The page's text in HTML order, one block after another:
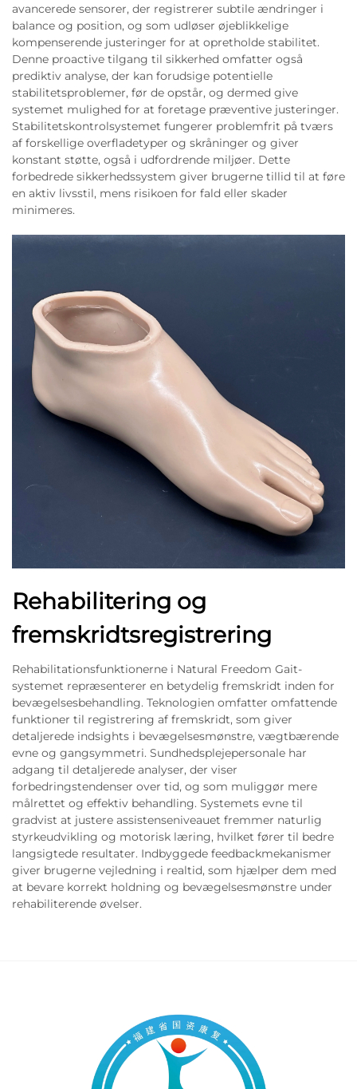
avancerede sensorer, der registrerer subtile ændringer i
balance og position, og som udløser øjeblikkelige
kompenserende justeringer for at opretholde stabilitet.
Denne proactive tilgang til sikkerhed omfatter også
prediktiv analyse, der kan forudsige potentielle
stabilitetsproblemer, før de opstår, og dermed give
systemet mulighed for at foretage præventive justeringer.
Stabilitetskontrolsystemet fungerer problemfrit på tværs
af forskellige overfladetyper og skråninger og giver
konstant støtte, også i udfordrende miljøer. Dette
forbedrede sikkerhedssystem giver brugerne tillid til at føre
en aktiv livsstil, mens risikoen for fald eller skader
minimeres.
Rehabilitering og
fremskridtsregistrering
Rehabilitationsfunktionerne i Natural Freedom Gait-
systemet repræsenterer en betydelig fremskridt inden for
bevægelsesbehandling. Teknologien omfatter omfattende
funktioner til registrering af fremskridt, som giver
detaljerede indsights i bevægelsesmønstre, vægtbærende
evne og gangsymmetri. Sundhedsplejepersonale har
adgang til detaljerede analyser, der viser
forbedringstendenser over tid, og som muliggør mere
målrettet og effektiv behandling. Systemets evne til
gradvist at justere assistenseniveauet fremmer naturlig
styrkeudvikling og motorisk læring, hvilket fører til bedre
langsigtede resultater. Indbyggede feedbackmekanismer
giver brugerne vejledning i realtid, som hjælper dem med
at bevare korrekt holdning og bevægelsesmønstre under
rehabiliterende øvelser.